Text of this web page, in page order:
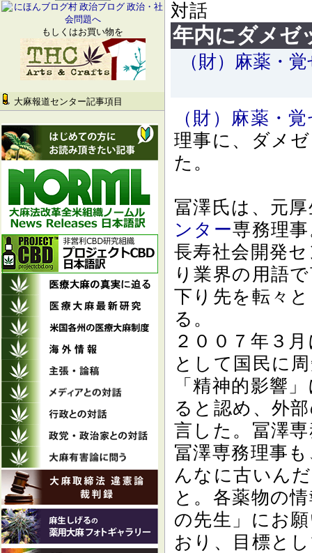
もしくはお買い物を
大麻報道センター記事項目
対話
年内にダメゼ
（財）麻薬・
（財）麻薬・
理事に、ダメ
た。
冨澤氏は、元
ンター専務理
長寿社会開発
り業界の用語
下り先を転々
る。
２００７年３
として国民に
「精神的影響
ると認め、外
言した。冨澤
冨澤専務理事
んなに古いん
と。各薬物の
の先生」にお
おり、目標と